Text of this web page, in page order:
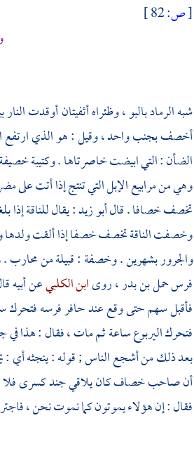
[ص:
شبه الرماد بالبو ، وظئراه أثفيتان أوقدت
أخصف بجنب واحد ، وقيل : هو الذي ارتفع
الضأن : التي ابيضت خاصرتاها . وكتيبة
وهي من مرابيع الإبل التي تنتج إذا أتت على
تخصف خصافا . قالأبو زيد: يقال للناقة
وخصفت الناقة تخصف خصفا إذا ألقت ولدها
والجرور بشهرين .وخصفة: قبيلة منمحارب.
فرسحمل بن بدر، روىابن الكلبيعن أبيه
فأقبل سهم حتى وقع عند حافر فرسه فتحرك
فتحرك اليربوع ساعة ثم مات ، فقال : هذا
بعد ذلك من أشجع الناس ; قوله : ينجثه
أن صاحب خصاف كان يلاقي جند كسرى فلا
فقال : إن هؤلاء يموتون كما نموت نحن ،